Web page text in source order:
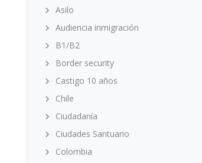
Asilo
Audiencia inmigración
B1/B2
Border security
Castigo 10 años
Chile
Ciudadanía
Ciudades Santuario
Colombia